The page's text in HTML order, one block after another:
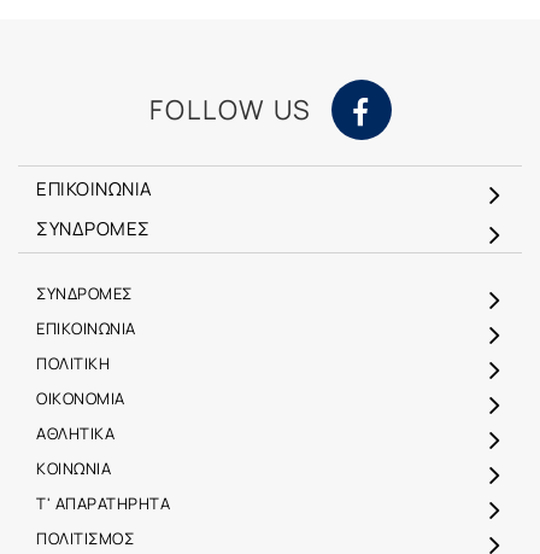
FOLLOW US
ΕΠΙΚΟΙΝΩΝΙΑ
ΣΥΝΔΡΟΜΕΣ
ΣΥΝΔΡΟΜΕΣ
ΕΠΙΚΟΙΝΩΝΙΑ
ΠΟΛΙΤΙΚΗ
ΟΙΚΟΝΟΜΙΑ
ΑΘΛΗΤΙΚΑ
ΚΟΙΝΩΝΙΑ
Τ' ΑΠΑΡΑΤΗΡΗΤΑ
ΠΟΛΙΤΙΣΜΟΣ